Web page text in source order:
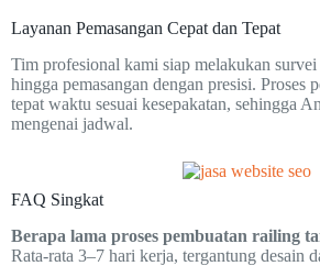
Layanan Pemasangan Cepat dan Tepat
Tim profesional kami siap melakukan
hingga pemasangan dengan presisi. Proses
tepat waktu sesuai kesepakatan, sehingga
mengenai jadwal.
FAQ Singkat
Berapa lama proses pembuatan railing
Rata-rata 3–7 hari kerja, tergantung desain